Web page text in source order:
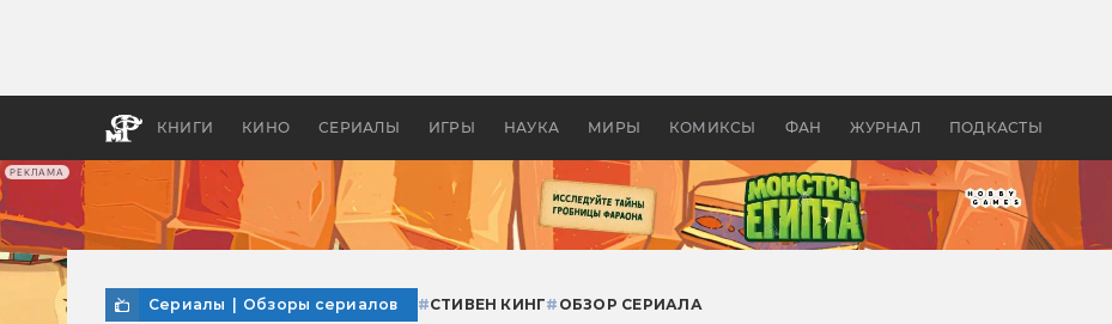
РЕКЛАМА
КНИГИ КИНО СЕРИАЛЫ ИГРЫ НАУКА МИРЫ КОМИКСЫ ФАН ЖУРНАЛ ПОДКАСТЫ
бы «Властелина колец»
Древней Грецией
Сериалы Обзоры сериалов #СТИВЕН КИНГ# ОБЗОР СЕРИАЛА